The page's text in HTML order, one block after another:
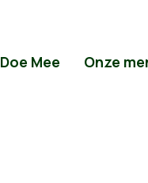
Doe Mee Onze